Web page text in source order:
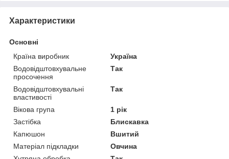
Характеристики
Основні
Країна виробник
Україна
Водовідштовхувальне
просочення
Так
Водовідштовхувальні
властивості
Так
Вікова група
1 рік
Застібка
Блискавка
Капюшон
Вшитий
Матеріал підкладки
Овчина